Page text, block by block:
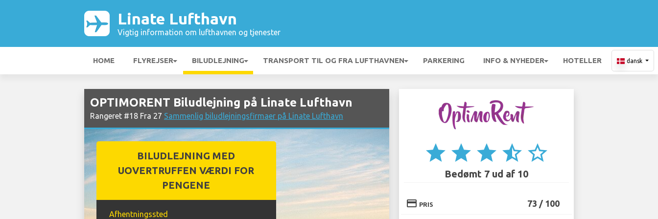
Linate Lufthavn
Vigtig information om lufthavnen og tjenester
HOME FLYREJSER BILUDLEJNING TRANSPORT TIL OG FRA LUFTHAVNEN PARKERING INFO & NYHEDER HOTELLER dansk
OPTIMORENT Biludlejning på Linate Lufthavn
Rangeret #18 Fra 27 Sammenlig biludlejningsfirmaer på Linate Lufthavn
BILUDLEJNING MED
UOVERTRUFFEN VÆRDI FOR
PENGENE
Afhentningssted
star star star star_half star_border
Bedømt 7 ud af 10
credit_card PRIS 73 / 100